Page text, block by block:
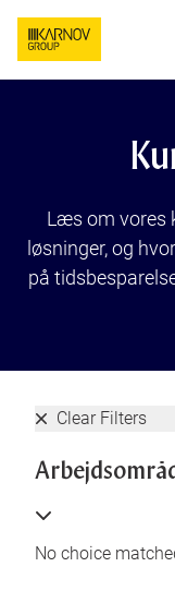
Pakker og priser
Om os
Læs om vores
løsninger, og
på
Clear Filters
Advokatfirma
No choice